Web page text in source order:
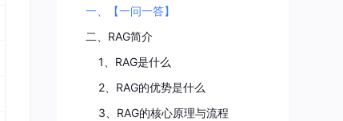
一、【一问一答】
二、RAG简介
1、RAG是什么
2、RAG的优势是什么
3、RAG的核心原理与流程